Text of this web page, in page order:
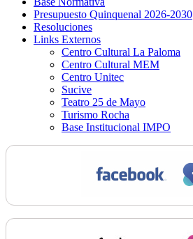
Presupuesto Quinquenal 2026-2030
Resoluciones
Links Externos
Centro Cultural La Paloma
Centro Cultural MEM
Centro Unitec
Sucive
Teatro 25 de Mayo
Turismo Rocha
Base Institucional IMPO